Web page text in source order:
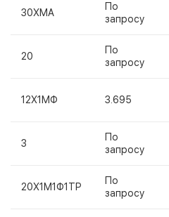
30ХМА
По
запросу
20
По
запросу
12Х1МФ 3.695
3
По
запросу
20Х1М1Ф1ТР
По
запросу